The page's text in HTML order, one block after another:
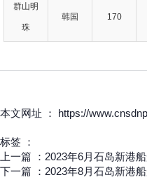
群山明
珠
韩国 170
本文网址 ： https://
标签 ：
上一篇 ： 2023年6月石岛新港
下一篇 ： 2023年8月石岛新港